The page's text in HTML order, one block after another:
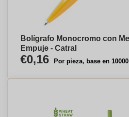
Bolígrafo Monocromo con
Empuje - Catral
€0,16 Por pieza, base en